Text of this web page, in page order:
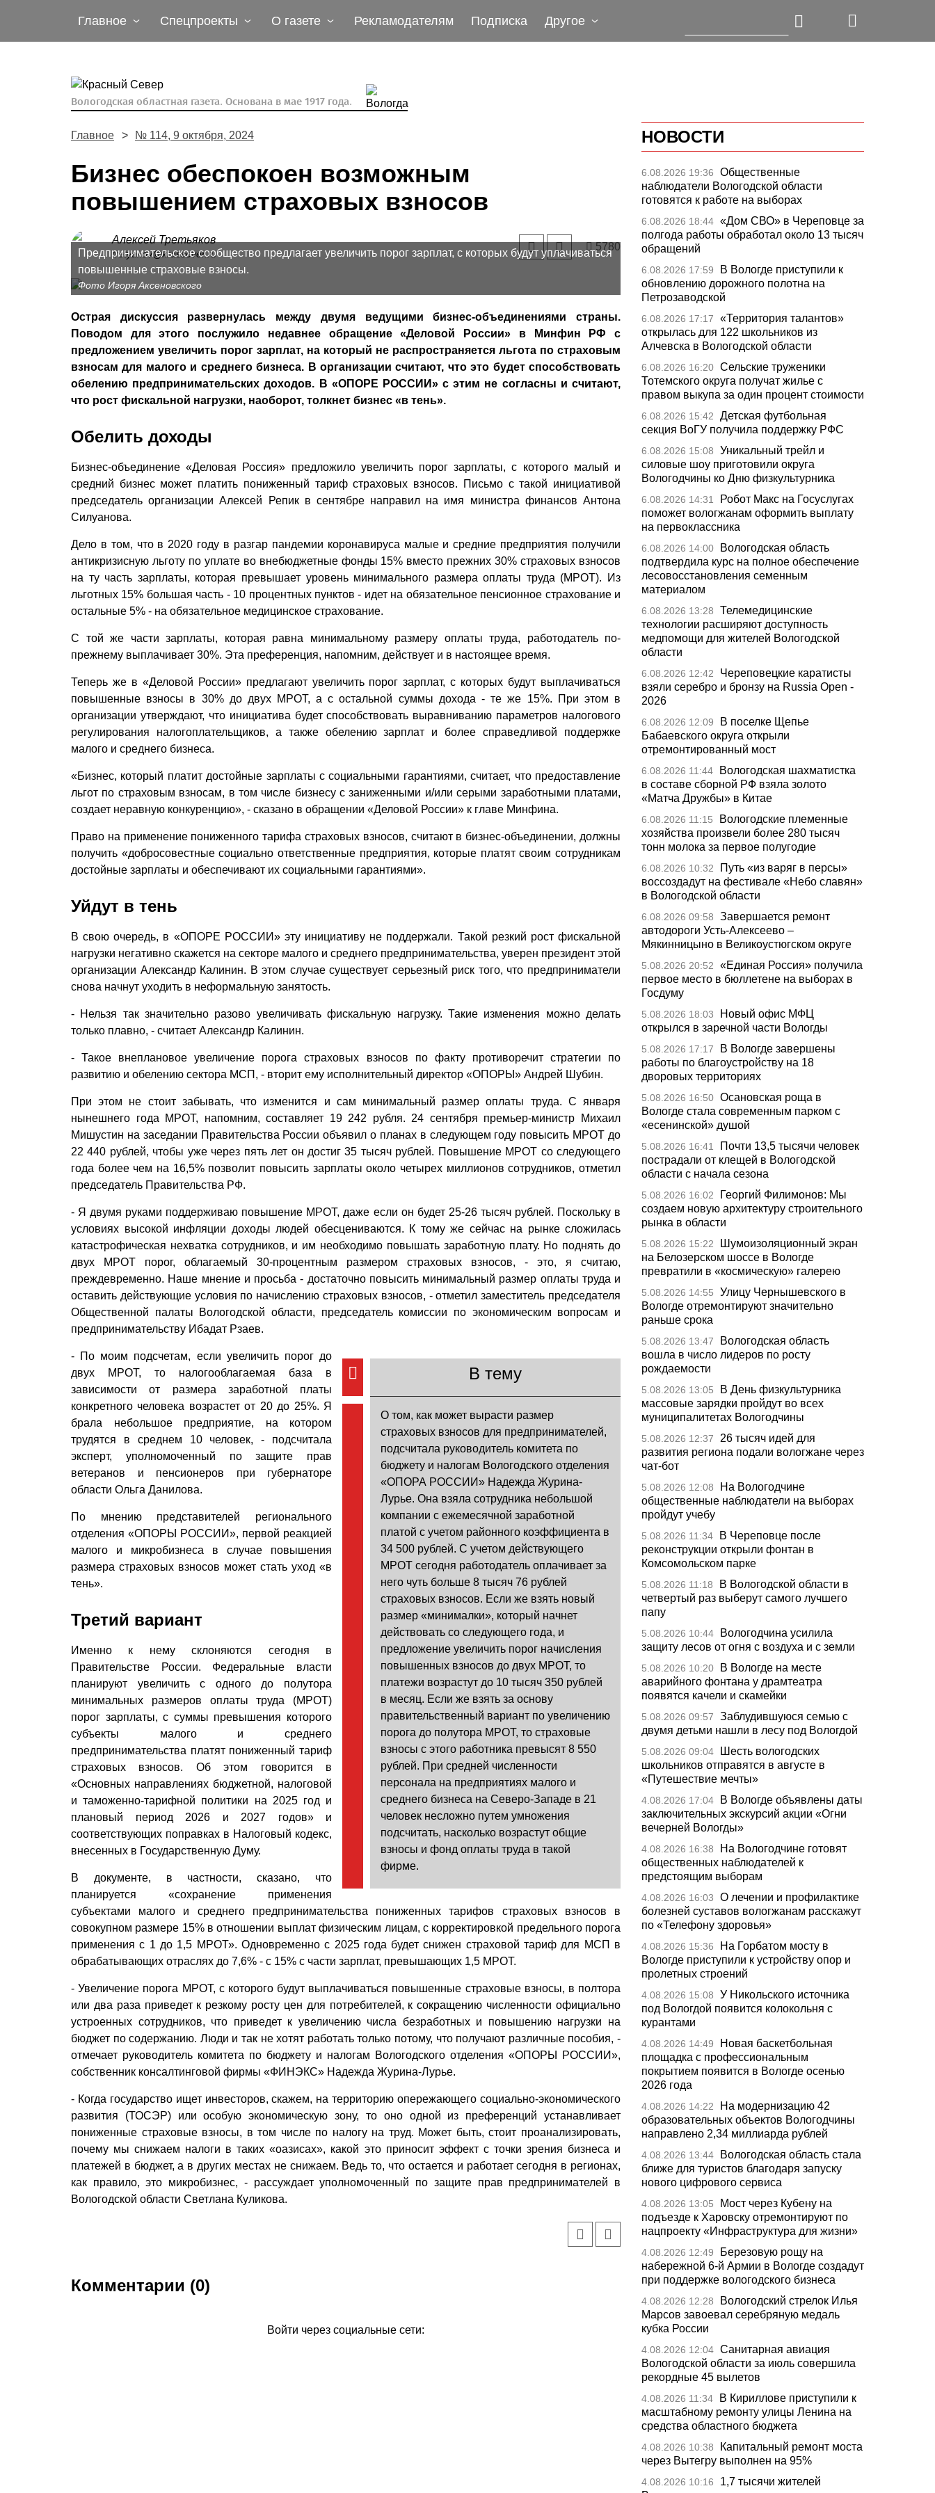
Главное Спецпроекты О газете Рекламодателям Подписка Другое
Вологодская областная газета. Основана в мае 1917 года.
Главное № 114, 9 октября, 2024
Бизнес обеспокоен возможным
повышением страховых взносов
Алексей Третьяков
tretyakov@krassever.ru
5780
Предпринимательское сообщество предлагает увеличить порог зарплат, с которых будут уплачиваться
повышенные страховые взносы.
Фото Игоря Аксеновского
Острая дискуссия развернулась между двумя ведущими бизнес-объединениями страны.
Поводом для этого послужило недавнее обращение «Деловой России» в Минфин РФ с
предложением увеличить порог зарплат, на который не распространяется льгота по страховым
взносам для малого и среднего бизнеса. В организации считают, что это будет способствовать
обелению предпринимательских доходов. В «ОПОРЕ РОССИИ» с этим не согласны и считают,
что рост фискальной нагрузки, наоборот, толкнет бизнес «в тень».
Обелить доходы
Бизнес-объединение «Деловая Россия» предложило увеличить порог зарплаты, с которого малый и
средний бизнес может платить пониженный тариф страховых взносов. Письмо с такой инициативой
председатель организации Алексей Репик в сентябре направил на имя министра финансов Антона
Силуанова.
Дело в том, что в 2020 году в разгар пандемии коронавируса малые и средние предприятия получили
антикризисную льготу по уплате во внебюджетные фонды 15% вместо прежних 30% страховых взносов
на ту часть зарплаты, которая превышает уровень минимального размера оплаты труда (МРОТ). Из
льготных 15% большая часть - 10 процентных пунктов - идет на обязательное пенсионное страхование и
остальные 5% - на обязательное медицинское страхование.
С той же части зарплаты, которая равна минимальному размеру оплаты труда, работодатель по-
прежнему выплачивает 30%. Эта преференция, напомним, действует и в настоящее время.
Теперь же в «Деловой России» предлагают увеличить порог зарплат, с которых будут выплачиваться
повышенные взносы в 30% до двух МРОТ, а с остальной суммы дохода - те же 15%. При этом в
организации утверждают, что инициатива будет способствовать выравниванию параметров налогового
регулирования налогоплательщиков, а также обелению зарплат и более справедливой поддержке
малого и среднего бизнеса.
«Бизнес, который платит достойные зарплаты с социальными гарантиями, считает, что предоставление
льгот по страховым взносам, в том числе бизнесу с заниженными и/или серыми заработными платами,
создает неравную конкуренцию», - сказано в обращении «Деловой России» к главе Минфина.
Право на применение пониженного тарифа страховых взносов, считают в бизнес-объединении, должны
получить «добросовестные социально ответственные предприятия, которые платят своим сотрудникам
достойные зарплаты и обеспечивают их социальными гарантиями».
Уйдут в тень
В свою очередь, в «ОПОРЕ РОССИИ» эту инициативу не поддержали. Такой резкий рост фискальной
нагрузки негативно скажется на секторе малого и среднего предпринимательства, уверен президент этой
организации Александр Калинин. В этом случае существует серьезный риск того, что предприниматели
снова начнут уходить в неформальную занятость.
- Нельзя так значительно разово увеличивать фискальную нагрузку. Такие изменения можно делать
только плавно, - считает Александр Калинин.
- Такое внеплановое увеличение порога страховых взносов по факту противоречит стратегии по
развитию и обелению сектора МСП, - вторит ему исполнительный директор «ОПОРЫ» Андрей Шубин.
При этом не стоит забывать, что изменится и сам минимальный размер оплаты труда. С января
нынешнего года МРОТ, напомним, составляет 19 242 рубля. 24 сентября премьер-министр Михаил
Мишустин на заседании Правительства России объявил о планах в следующем году повысить МРОТ до
22 440 рублей, чтобы уже через пять лет он достиг 35 тысяч рублей. Повышение МРОТ со следующего
года более чем на 16,5% позволит повысить зарплаты около четырех миллионов сотрудников, отметил
председатель Правительства РФ.
- Я двумя руками поддерживаю повышение МРОТ, даже если он будет 25-26 тысяч рублей. Поскольку в
условиях высокой инфляции доходы людей обесцениваются. К тому же сейчас на рынке сложилась
катастрофическая нехватка сотрудников, и им необходимо повышать заработную плату. Но поднять до
двух МРОТ порог, облагаемый 30-процентным размером страховых взносов, - это, я считаю,
преждевременно. Наше мнение и просьба - достаточно повысить минимальный размер оплаты труда и
оставить действующие условия по начислению страховых взносов, - отметил заместитель председателя
Общественной палаты Вологодской области, председатель комиссии по экономическим вопросам и
предпринимательству Ибадат Рзаев.
В тему
О том, как может вырасти размер
страховых взносов для предпринимателей,
подсчитала руководитель комитета по
бюджету и налогам Вологодского отделения
«ОПОРА РОССИИ» Надежда Журина-
Лурье. Она взяла сотрудника небольшой
компании с ежемесячной заработной
платой с учетом районного коэффициента в
34 500 рублей. С учетом действующего
МРОТ сегодня работодатель оплачивает за
него чуть больше 8 тысяч 76 рублей
страховых взносов. Если же взять новый
размер «минималки», который начнет
действовать со следующего года, и
предложение увеличить порог начисления
повышенных взносов до двух МРОТ, то
платежи возрастут до 10 тысяч 350 рублей
в месяц. Если же взять за основу
правительственный вариант по увеличению
порога до полутора МРОТ, то страховые
взносы с этого работника превысят 8 550
рублей. При средней численности
персонала на предприятиях малого и
среднего бизнеса на Северо-Западе в 21
человек несложно путем умножения
подсчитать, насколько возрастут общие
взносы и фонд оплаты труда в такой
фирме.
- По моим подсчетам, если увеличить порог до
двух МРОТ, то налогооблагаемая база в
зависимости от размера заработной платы
конкретного человека возрастет от 20 до 25%. Я
брала небольшое предприятие, на котором
трудятся в среднем 10 человек, - подсчитала
эксперт, уполномоченный по защите прав
ветеранов и пенсионеров при губернаторе
области Ольга Данилова.
По мнению представителей регионального
отделения «ОПОРЫ РОССИИ», первой реакцией
малого и микробизнеса в случае повышения
размера страховых взносов может стать уход «в
тень».
Третий вариант
Именно к нему склоняются сегодня в
Правительстве России. Федеральные власти
планируют увеличить с одного до полутора
минимальных размеров оплаты труда (МРОТ)
порог зарплаты, с суммы превышения которого
субъекты малого и среднего
предпринимательства платят пониженный тариф
страховых взносов. Об этом говорится в
«Основных направлениях бюджетной, налоговой
и таможенно-тарифной политики на 2025 год и
плановый период 2026 и 2027 годов» и
соответствующих поправках в Налоговый кодекс,
внесенных в Государственную Думу.
В документе, в частности, сказано, что
планируется «сохранение применения
субъектами малого и среднего предпринимательства пониженных тарифов страховых взносов в
совокупном размере 15% в отношении выплат физическим лицам, с корректировкой предельного порога
применения с 1 до 1,5 МРОТ». Одновременно с 2025 года будет снижен страховой тариф для МСП в
обрабатывающих отраслях до 7,6% - с 15% с части зарплат, превышающих 1,5 МРОТ.
- Увеличение порога МРОТ, с которого будут выплачиваться повышенные страховые взносы, в полтора
или два раза приведет к резкому росту цен для потребителей, к сокращению численности официально
устроенных сотрудников, что приведет к увеличению числа безработных и повышению нагрузки на
бюджет по содержанию. Люди и так не хотят работать только потому, что получают различные пособия, -
отмечает руководитель комитета по бюджету и налогам Вологодского отделения «ОПОРЫ РОССИИ»,
собственник консалтинговой фирмы «ФИНЭКС» Надежда Журина-Лурье.
- Когда государство ищет инвесторов, скажем, на территорию опережающего социально-экономического
развития (ТОСЭР) или особую экономическую зону, то оно одной из преференций устанавливает
пониженные страховые взносы, в том числе по налогу на труд. Может быть, стоит проанализировать,
почему мы снижаем налоги в таких «оазисах», какой это приносит эффект с точки зрения бизнеса и
платежей в бюджет, а в других местах не снижаем. Ведь то, что остается и работает сегодня в регионах,
как правило, это микробизнес, - рассуждает уполномоченный по защите прав предпринимателей в
Вологодской области Светлана Куликова.
Комментарии (0)
Войти через социальные сети:
НОВОСТИ
6.08.2026 19:36
Общественные
наблюдатели Вологодской области
готовятся к работе на выборах
6.08.2026 18:44 «Дом СВО» в Череповце за
полгода работы обработал около 13 тысяч
обращений
6.08.2026 17:59
В Вологде приступили к
обновлению дорожного полотна на
Петрозаводской
6.08.2026 17:17
«Территория талантов»
открылась для 122 школьников из
Алчевска в Вологодской области
6.08.2026 16:20 Сельские труженики
Тотемского округа получат жилье с
правом выкупа за один процент стоимости
6.08.2026 15:42
Детская футбольная
секция ВоГУ получила поддержку РФС
6.08.2026 15:08
Уникальный трейл и
силовые шоу приготовили округа
Вологодчины ко Дню физкультурника
6.08.2026 14:31
Робот Макс на Госуслугах
поможет вологжанам оформить выплату
на первоклассника
6.08.2026 14:00
Вологодская область
подтвердила курс на полное обеспечение
лесовосстановления семенным
материалом
6.08.2026 13:28
Телемедицинские
технологии расширяют доступность
медпомощи для жителей Вологодской
области
6.08.2026 12:42
Череповецкие каратисты
взяли серебро и бронзу на Russia Open -
2026
6.08.2026 12:09
В поселке Щепье
Бабаевского округа открыли
отремонтированный мост
6.08.2026 11:44
Вологодская шахматистка
в составе сборной РФ взяла золото
«Матча Дружбы» в Китае
6.08.2026 11:15
Вологодские племенные
хозяйства произвели более 280 тысяч
тонн молока за первое полугодие
6.08.2026 10:32
Путь «из варяг в персы»
воссоздадут на фестивале «Небо славян»
в Вологодской области
6.08.2026 09:58
Завершается ремонт
автодороги Усть-Алексеево –
Мякинницыно в Великоустюгском округе
5.08.2026 20:52
«Единая Россия» получила
первое место в бюллетене на выборах в
Госдуму
5.08.2026 18:03
Новый офис МФЦ
открылся в заречной части Вологды
5.08.2026 17:17
В Вологде завершены
работы по благоустройству на 18
дворовых территориях
5.08.2026 16:50 Осановская роща в
Вологде стала современным парком с
«есенинской» душой
5.08.2026 16:41
Почти 13,5 тысячи человек
пострадали от клещей в Вологодской
области с начала сезона
5.08.2026 16:02
Георгий Филимонов: Мы
создаем новую архитектуру строительного
рынка в области
5.08.2026 15:22
Шумоизоляционный экран
на Белозерском шоссе в Вологде
превратили в «космическую» галерею
5.08.2026 14:55
Улицу Чернышевского в
Вологде отремонтируют значительно
раньше срока
5.08.2026 13:47
Вологодская область
вошла в число лидеров по росту
рождаемости
5.08.2026 13:05
В День физкультурника
массовые зарядки пройдут во всех
муниципалитетах Вологодчины
5.08.2026 12:37
26 тысяч идей для
развития региона подали вологжане через
чат-бот
5.08.2026 12:08
На Вологодчине
общественные наблюдатели на выборах
пройдут учебу
5.08.2026 11:34
В Череповце после
реконструкции открыли фонтан в
Комсомольском парке
5.08.2026 11:18
В Вологодской области в
четвертый раз выберут самого лучшего
папу
5.08.2026 10:44
Вологодчина усилила
защиту лесов от огня с воздуха и с земли
5.08.2026 10:20
В Вологде на месте
аварийного фонтана у драмтеатра
появятся качели и скамейки
5.08.2026 09:57
Заблудившуюся семью с
двумя детьми нашли в лесу под Вологдой
5.08.2026 09:04
Шесть вологодских
школьников отправятся в августе в
«Путешествие мечты»
4.08.2026 17:04
В Вологде объявлены даты
заключительных экскурсий акции «Огни
вечерней Вологды»
4.08.2026 16:38
На Вологодчине готовят
общественных наблюдателей к
предстоящим выборам
4.08.2026 16:03
О лечении и профилактике
болезней суставов вологжанам расскажут
по «Телефону здоровья»
4.08.2026 15:36
На Горбатом мосту в
Вологде приступили к устройству опор и
пролетных строений
4.08.2026 15:08
У Никольского источника
под Вологдой появится колокольня с
курантами
4.08.2026 14:49
Новая баскетбольная
площадка с профессиональным
покрытием появится в Вологде осенью
2026 года
4.08.2026 14:22
На модернизацию 42
образовательных объектов Вологодчины
направлено 2,34 миллиарда рублей
4.08.2026 13:44
Вологодская область стала
ближе для туристов благодаря запуску
нового цифрового сервиса
4.08.2026 13:05
Мост через Кубену на
подъезде к Харовску отремонтируют по
нацпроекту «Инфраструктура для жизни»
4.08.2026 12:49
Березовую рощу на
набережной 6-й Армии в Вологде создадут
при поддержке вологодского бизнеса
4.08.2026 12:28
Вологодский стрелок Илья
Марсов завоевал серебряную медаль
кубка России
4.08.2026 12:04 Санитарная авиация
Вологодской области за июль совершила
рекордные 45 вылетов
4.08.2026 11:34
В Кириллове приступили к
масштабному ремонту улицы Ленина на
средства областного бюджета
4.08.2026 10:38
Капитальный ремонт моста
через Вытегру выполнен на 95%
4.08.2026 10:16
1,7 тысячи жителей